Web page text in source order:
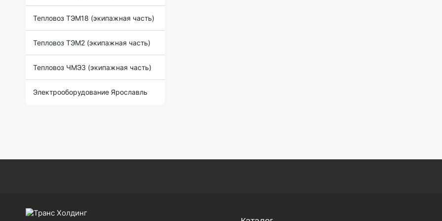
Тепловоз ТЭМ18 (экипажная часть)
Тепловоз ТЭМ2 (экипажная часть)
Тепловоз ЧМЭ3 (экипажная часть)
Электрооборудование Ярославль